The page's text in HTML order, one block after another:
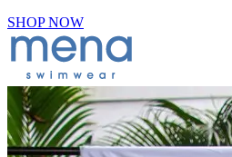
SHOP NOW